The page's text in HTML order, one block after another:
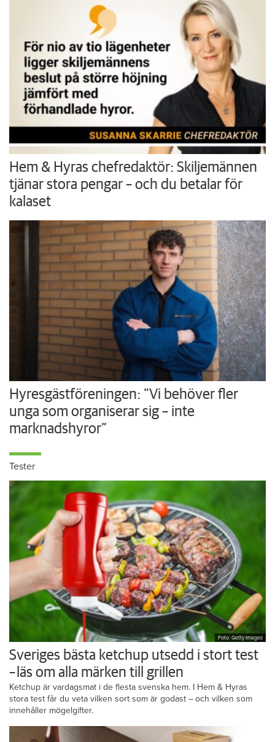
Hem & Hyras chefredaktör: Skiljemännen
tjänar stora pengar – och du betalar för
kalaset
Hyresgästföreningen: ”Vi behöver fler
unga som organiserar sig – inte
marknadshyror”
Tester
Foto: Getty Images
Sveriges bästa ketchup utsedd i stort test
– läs om alla märken till grillen
Ketchup är vardagsmat i de flesta svenska hem. I Hem & Hyras
stora test får du veta vilken sort som är godast – och vilken som
innehåller mögelgifter.